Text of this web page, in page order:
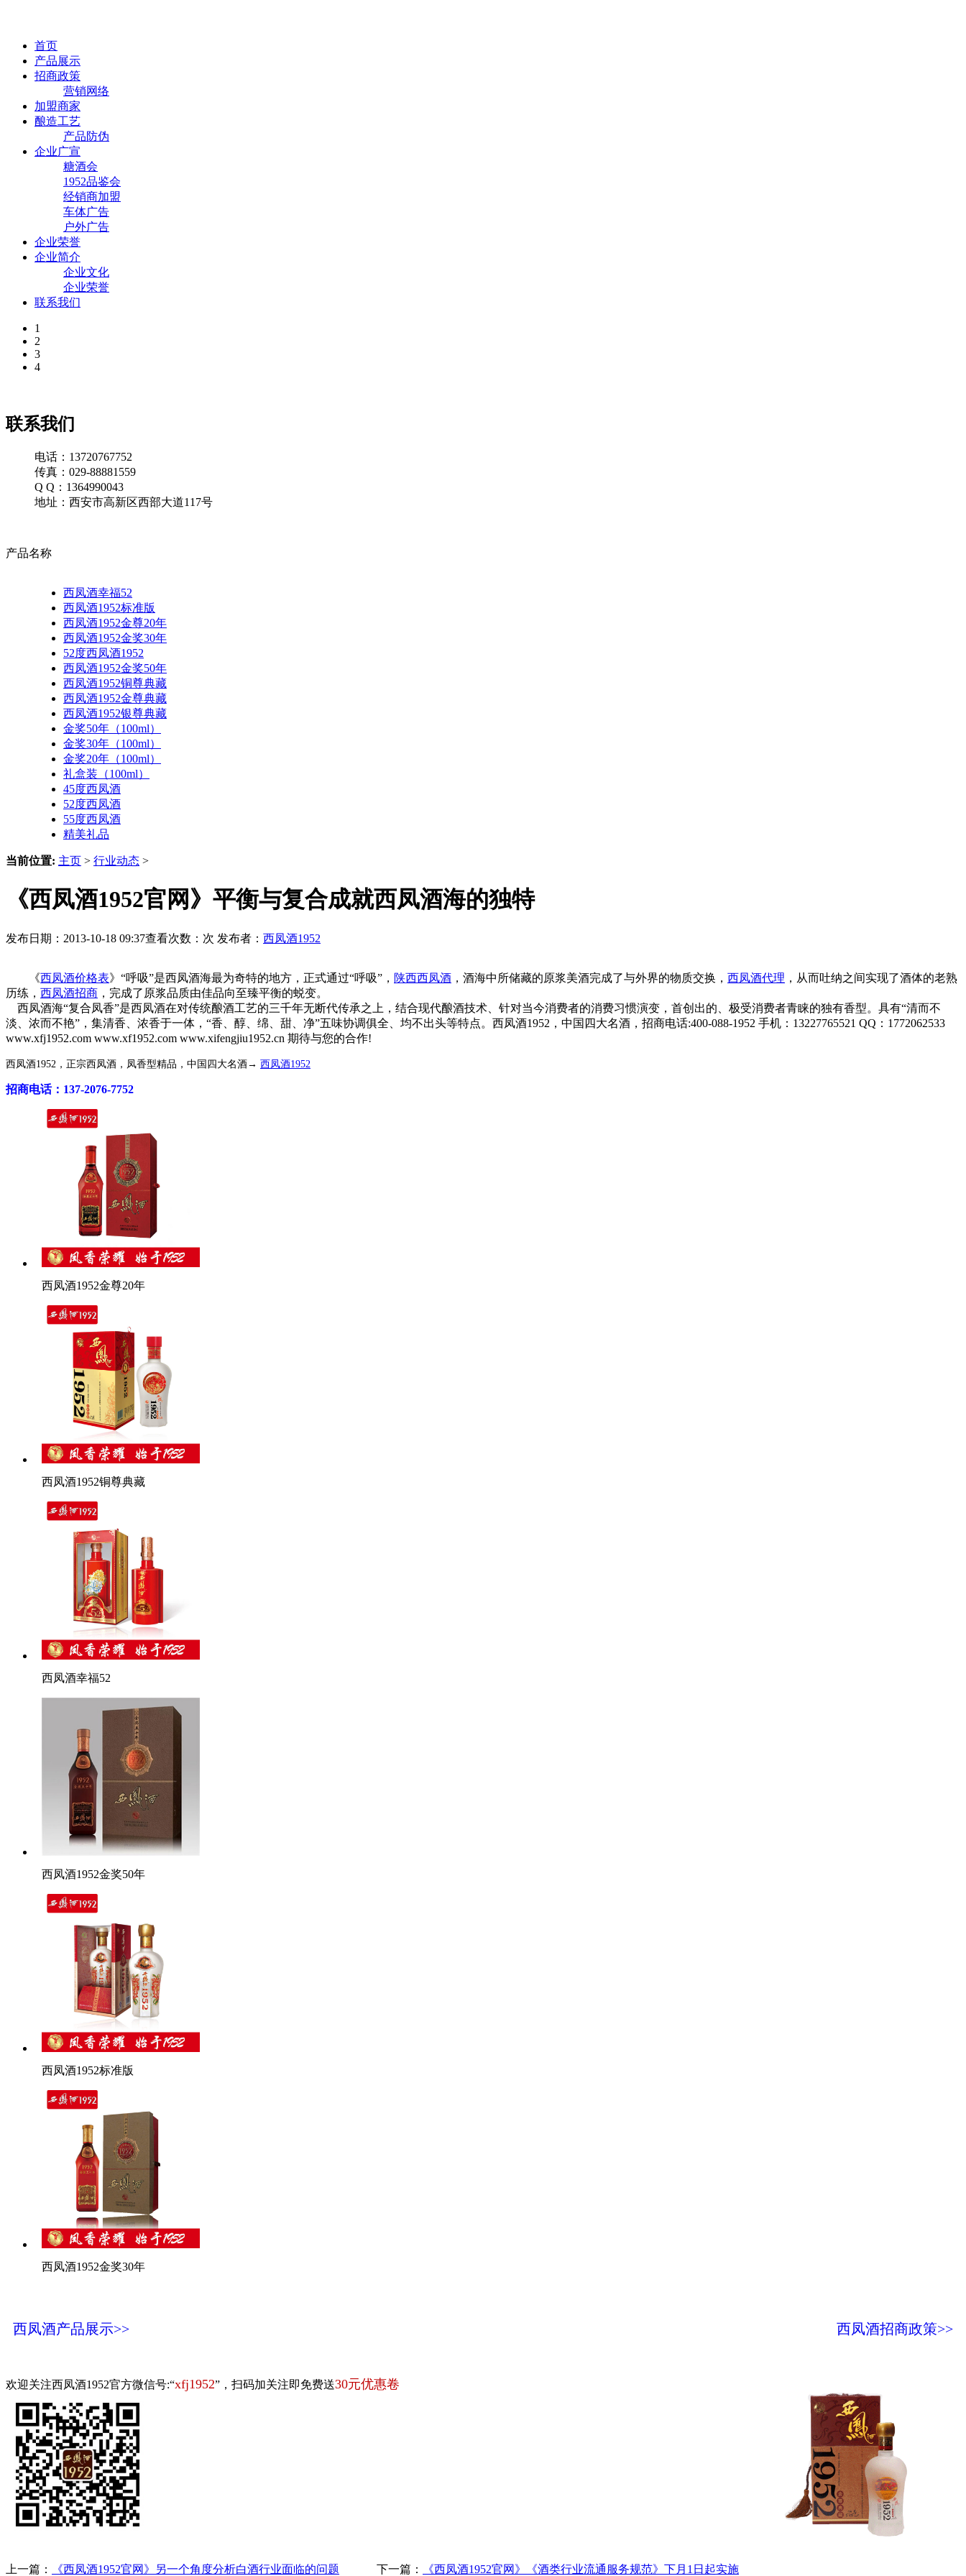
首页
产品展示
招商政策
营销网络
加盟商家
酿造工艺
产品防伪
企业广宣
糖酒会
1952品鉴会
经销商加盟
车体广告
户外广告
企业荣誉
企业简介
企业文化
企业荣誉
联系我们
1
2
3
4
联系我们
电话：13720767752
传真：029-88881559
Q Q：1364990043
地址：西安市高新区西部大道117号
产品名称
西凤酒幸福52
西凤酒1952标准版
西凤酒1952金尊20年
西凤酒1952金奖30年
52度西凤酒1952
西凤酒1952金奖50年
西凤酒1952铜尊典藏
西凤酒1952金尊典藏
西凤酒1952银尊典藏
金奖50年（100ml）
金奖30年（100ml）
金奖20年（100ml）
礼盒装（100ml）
45度西凤酒
52度西凤酒
55度西凤酒
精美礼品
当前位置: 主页 > 行业动态 >
《西凤酒1952官网》平衡与复合成就西凤酒海的独特
发布日期：2013-10-18 09:37查看次数： 次 发布者： 西凤酒1952
《西凤酒价格表》“呼吸”是西凤酒海最为奇特的地方，正式通过“呼吸”， 陕西西凤酒 ，酒海中所储藏的原浆美酒完成了与外界的物质交换， 西凤酒代理 ，从而吐纳之间实现了酒体的老熟
历练， 西凤酒招商 ，完成了原浆品质由佳品向至臻平衡的蜕变。
西凤酒海“复合凤香”是西凤酒在对传统酿酒工艺的三千年无断代传承之上，结合现代酿酒技术、针对当今消费者的消费习惯演变，首创出的、极受消费者青睐的独有香型。具有“清而不
淡、浓而不艳”，集清香、浓香于一体，“香、醇、绵、甜、净”五味协调俱全、均不出头等特点。西凤酒1952，中国四大名酒，招商电话:400-088-1952 手机：13227765521 QQ：1772062533
www.xfj1952.com www.xf1952.com www.xifengjiu1952.cn 期待与您的合作!
西凤酒1952，正宗西凤酒，凤香型精品，中国四大名酒→ 西凤酒1952
招商电话：137-2076-7752
西凤酒1952金尊20年
西凤酒1952铜尊典藏
西凤酒幸福52
西凤酒1952金奖50年
西凤酒1952标准版
西凤酒1952金奖30年
西凤酒产品展示>> 西凤酒招商政策>>
欢迎关注西凤酒1952官方微信号:“xfj1952”，扫码加关注即免费送30元优惠卷
上一篇： 《西凤酒1952官网》另一个角度分析白酒行业面临的问题 下一篇： 《西凤酒1952官网》《酒类行业流通服务规范》下月1日起实施